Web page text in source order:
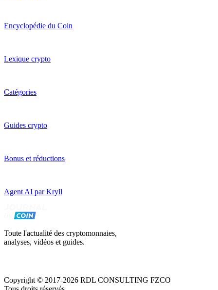
Encyclopédie du Coin
Lexique crypto
Catégories
Guides crypto
Bonus et réductions
Agent AI par Kryll
Toute l'actualité des cryptomonnaies,
analyses, vidéos et guides.
Copyright © 2017-2026 RDL CONSULTING FZCO